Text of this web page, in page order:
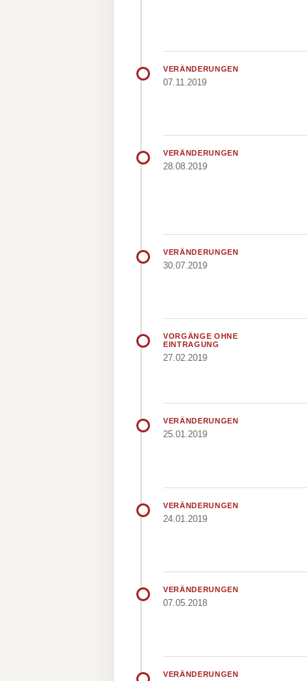
VERÄNDERUNGEN
07.11.2019
VERÄNDERUNGEN
28.08.2019
VERÄNDERUNGEN
30.07.2019
VORGÄNGE OHNE
EINTRAGUNG
27.02.2019
VERÄNDERUNGEN
25.01.2019
VERÄNDERUNGEN
24.01.2019
VERÄNDERUNGEN
07.05.2018
VERÄNDERUNGEN